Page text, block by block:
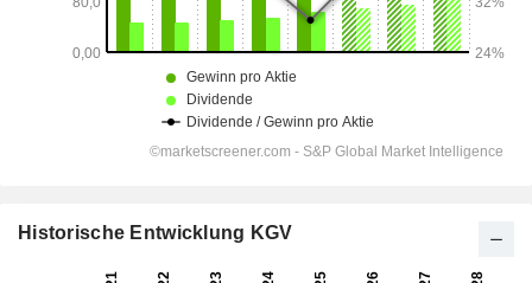
Historische Entwicklung KGV